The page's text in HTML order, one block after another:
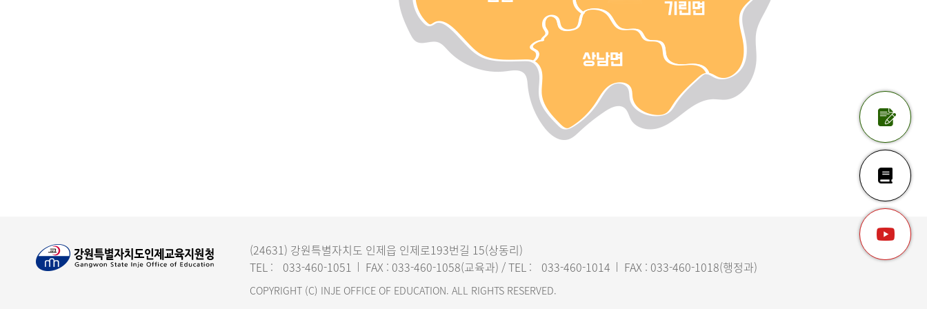
(24631) 강원특별자치도 인제읍 인제로193번길 15(상동리)
TEL :
033-460-1051 FAX : 033-460-1058(교육과) / TEL : 033-460-1014 FAX : 033-460-1018(행정과)
COPYRIGHT (C) INJE OFFICE OF EDUCATION. ALL RIGHTS RESERVED.